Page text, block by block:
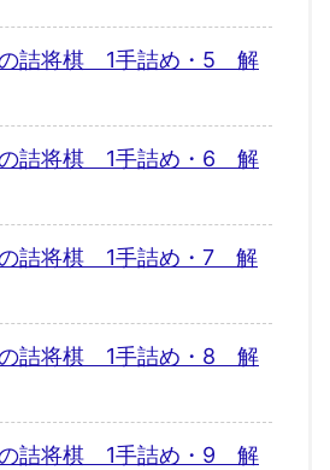
の詰将棋 1手詰め・5 解
の詰将棋 1手詰め・6 解
の詰将棋 1手詰め・7 解
の詰将棋 1手詰め・8 解
の詰将棋 1手詰め・9 解